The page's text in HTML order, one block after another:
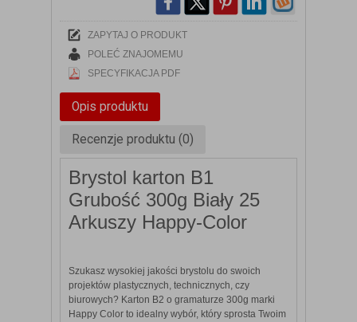
ZAPYTAJ O PRODUKT
POLEĆ ZNAJOMEMU
SPECYFIKACJA PDF
Opis produktu
Recenzje produktu (0)
Brystol karton B1
Grubość 300g Biały 25
Arkuszy Happy-Color
Szukasz wysokiej jakości brystolu do swoich
projektów plastycznych, technicznych, czy
biurowych? Karton B2 o gramaturze 300g marki
Happy Color to idealny wybór, który sprosta Twoim